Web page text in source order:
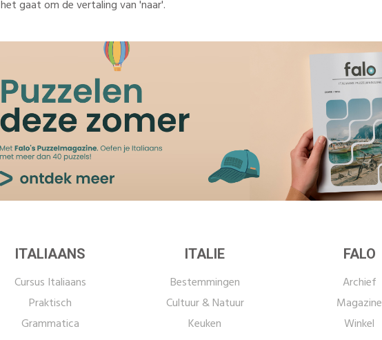
het gaat om de vertaling van 'naar'.
ITALIAANS
Cursus Italiaans
Praktisch
Grammatica
ITALIE
Bestemmingen
Cultuur & Natuur
Keuken
FALO
Archief
Magazine
Winkel